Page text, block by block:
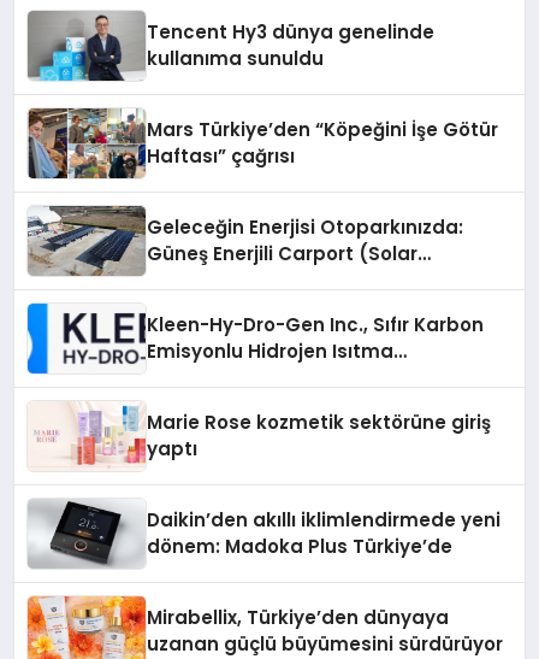
Tencent Hy3 dünya genelinde
kullanıma sunuldu
Mars Türkiye’den “Köpeğini İşe Götür
Haftası” çağrısı
Geleceğin Enerjisi Otoparkınızda:
Güneş Enerjili Carport (Solar
Kleen-Hy-Dro-Gen Inc., Sıfır Karbon
Emisyonlu Hidrojen Isıtma
Marie Rose kozmetik sektörüne giriş
yaptı
Daikin’den akıllı iklimlendirmede yeni
dönem: Madoka Plus Türkiye’de
Mirabellix, Türkiye’den dünyaya
uzanan güçlü büyümesini sürdürüyor